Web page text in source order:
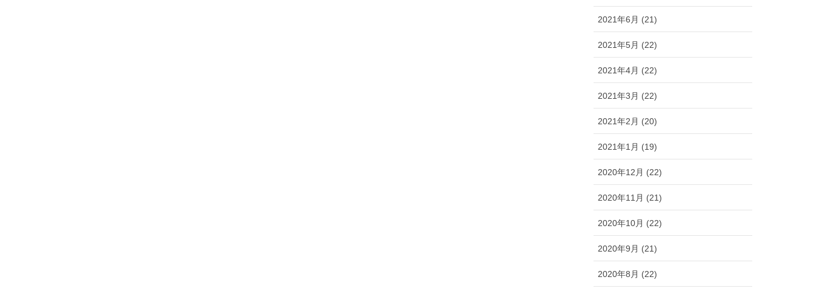
2021年6月 (21)
2021年5月 (22)
2021年4月 (22)
2021年3月 (22)
2021年2月 (20)
2021年1月 (19)
2020年12月 (22)
2020年11月 (21)
2020年10月 (22)
2020年9月 (21)
2020年8月 (22)